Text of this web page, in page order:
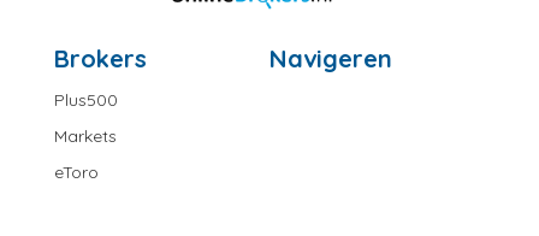
Brokers
Plus500
Markets
eToro
Navigeren